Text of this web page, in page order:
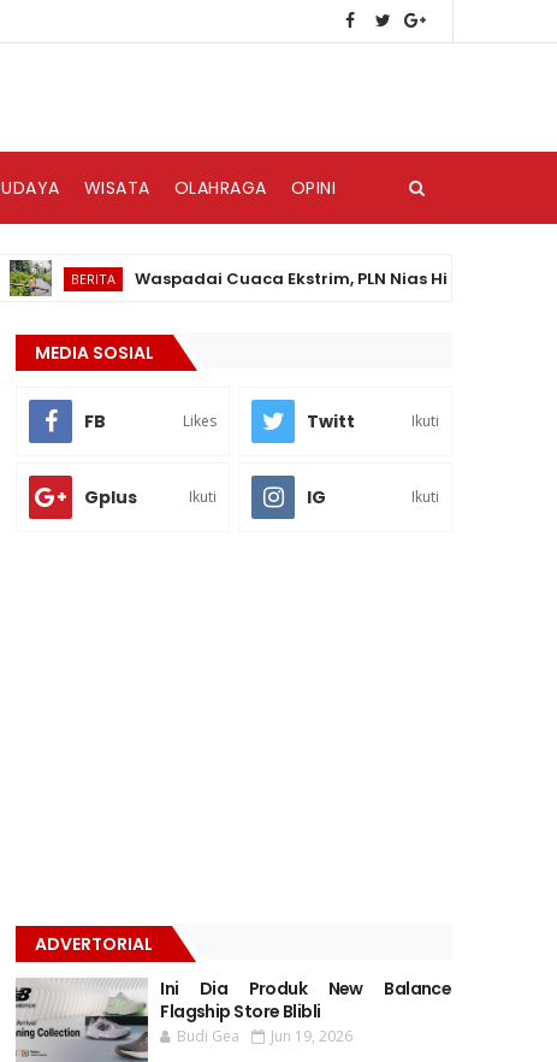
WISATA OLAHRAGA OPINI
BERITA Waspadai Cuaca Ekstrim, PLN Nias Himbau
MEDIA SOSIAL
FB Likes Twitt Ikuti
Gplus Ikuti IG Ikuti
ADVERTORIAL
Ini Dia Produk New Balance
Flagship Store Blibli
Budi Gea Jun 19, 2026